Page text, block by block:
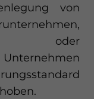
von
oder